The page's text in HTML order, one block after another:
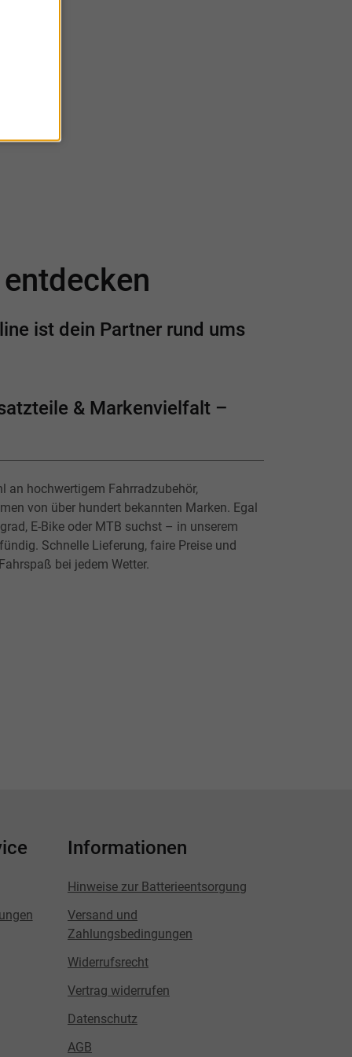
ist dein Partner rund ums
& Markenvielfalt –
an hochwertigem Fahrradzubehör,
von über hundert bekannten Marken. Egal
E-Bike oder MTB suchst – in unserem
Schnelle Lieferung, faire Preise und
bei jedem Wetter.
Informationen
Hinweise zur Batterieentsorgung
Versand und
Zahlungsbedingungen
Widerrufsrecht
Vertrag widerrufen
Datenschutz
AGB